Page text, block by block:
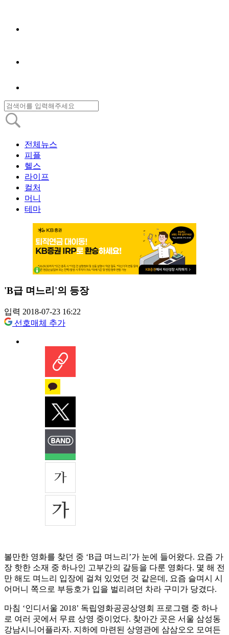
전체뉴스
피플
헬스
라이프
컬처
머니
테마
'B급 며느리'의 등장
입력 2018-07-23 16:22
선호매체 추가
볼만한 영화를 찾던 중 ‘B급 며느리’가 눈에 들어왔다. 요즘 가
장 핫한 소재 중 하나인 고부간의 갈등을 다룬 영화다. 몇 해 전
만 해도 며느리 입장에 걸쳐 있었던 것 같은데, 요즘 슬며시 시
어머니 쪽으로 부등호가 입을 벌리려던 차라 구미가 당겼다.
마침 ‘인디서울 2018’ 독립영화공공상영회 프로그램 중 하나
로 여러 곳에서 무료 상영 중이었다. 찾아간 곳은 서울 삼성동
강남시니어플라자. 지하에 마련된 상영관에 삼삼오오 모여든